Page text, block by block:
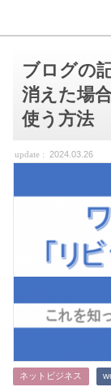
ブログの
消えた場
使う方法
2024.03.26
ネットビジネス